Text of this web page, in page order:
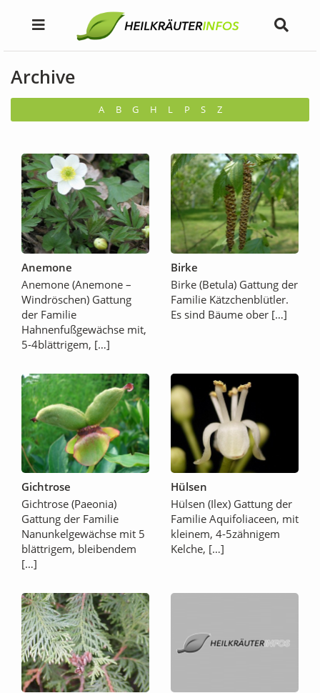
Archive
A B G H L P S Z
Anemone
Anemone (Anemone –
Windröschen) Gattung
der Familie
Hahnenfußgewächse mit,
5-4blättrigem, […]
Birke
Birke (Betula) Gattung der
Familie Kätzchenblütler.
Es sind Bäume ober […]
Gichtrose
Gichtrose (Paeonia)
Gattung der Familie
Nanunkelgewächse mit 5
blättrigem, bleibendem
[…]
Hülsen
Hülsen (Ilex) Gattung der
Familie Aquifoliaceen, mit
kleinem, 4-5zähnigem
Kelche, […]